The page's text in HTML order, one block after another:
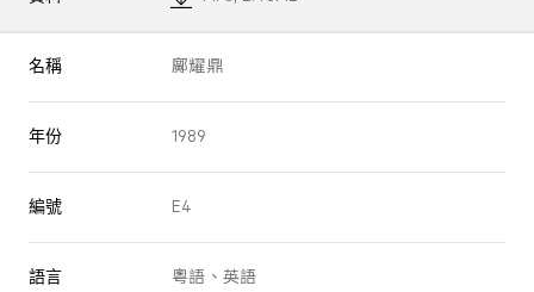
名稱 鄺耀鼎
年份 1989
編號 E4
語言 粵語、英語